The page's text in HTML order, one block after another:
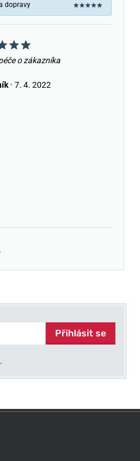
dopravy
o zákazníka
• 7. 4. 2022
Přihlásit se